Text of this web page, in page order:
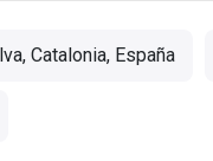
Catalonia, España